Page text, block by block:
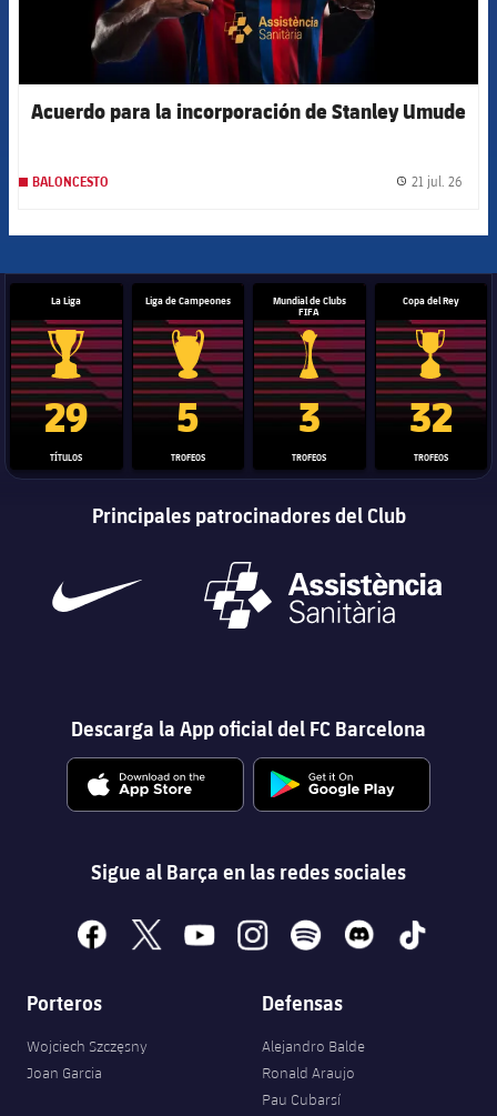
Acuerdo para la incorporación de Stanley Umude
BALONCESTO 21 jul. 26
La Liga
Trofeo de La Liga
29
TÍTULOS
Liga de Campeones
Trofeo de la Liga de Campeones
5
TROFEOS
Mundial de Clubs
FIFA
Trofeo del Mundial de
3
TROFEOS
Copa del Rey
Copa del
32
TROFEOS
Principales patrocinadores del Club
Descarga la App oficial del FC Barcelona
Sigue al Barça en las redes sociales
facebook
x youtubeinstagramspotify discord tiktok
Porteros
Wojciech Szczęsny
Joan Garcia
Defensas
Alejandro Balde
Ronald Araujo
Pau Cubarsí